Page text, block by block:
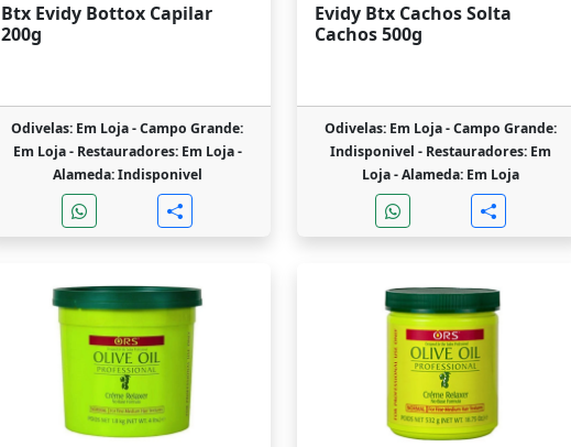
Btx Evidy Bottox Capilar
200g
Odivelas: Em Loja -Campo Grande:
Em Loja - Restauradores: Em Loja -
Alameda: Indisponivel
Evidy Btx Cachos Solta
Cachos 500g
Odivelas: Em Loja -Campo Grande:
Indisponivel - Restauradores: Em
Loja -Alameda: Em Loja